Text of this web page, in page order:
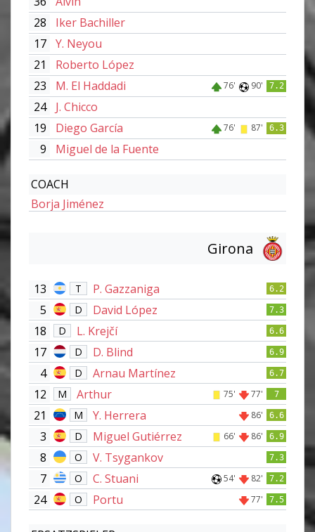
28
Iker Bachiller
17 Y. Neyou
21
Roberto López
23
M. El Haddadi 76' 90' 7.2
24
J. Chicco
19
Diego García 76' 87' 6.3
9 Miguel de la Fuente
COACH
Borja Jiménez
Girona
13 T P. Gazzaniga 6.2
5 D David López 7.3
18 D L. Krejčí 6.6
17 D D. Blind 6.9
4 D Arnau Martínez 6.7
12 M Arthur 75' 77' 7
21 M Y. Herrera 86' 6.6
3 D Miguel Gutiérrez 66' 86' 6.9
8 O V. Tsygankov 7.3
7 O C. Stuani 54' 82' 7.2
24 O Portu 77' 7.5